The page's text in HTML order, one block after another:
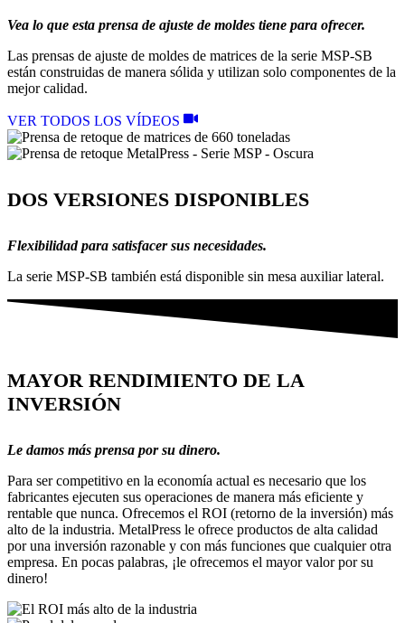
Vea lo que esta prensa de ajuste de moldes tiene para ofrecer.
Las prensas de ajuste de moldes de matrices de la serie MSP-SB
están construidas de manera sólida y utilizan solo componentes de la
mejor calidad.
VER TODOS LOS VÍDEOS
DOS VERSIONES DISPONIBLES
Flexibilidad para satisfacer sus necesidades.
La serie MSP-SB también está disponible sin mesa auxiliar lateral.
MAYOR RENDIMIENTO DE LA
INVERSIÓN
Le damos más prensa por su dinero.
Para ser competitivo en la economía actual es necesario que los
fabricantes ejecuten sus operaciones de manera más eficiente y
rentable que nunca. Ofrecemos el ROI (retorno de la inversión) más
alto de la industria. MetalPress le ofrece productos de alta calidad
por una inversión razonable y con más funciones que cualquier otra
empresa. En pocas palabras, ¡le ofrecemos el mayor valor por su
dinero!